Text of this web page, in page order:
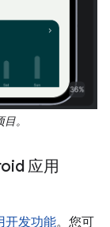
。
应用
开发功能。您可